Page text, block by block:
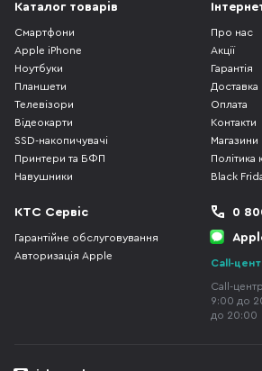
Каталог товарів
Смартфони
Apple iPhone
Ноутбуки
Планшети
Телевізори
Відеокарти
SSD-накопичувачі
Принтери та БФП
Навушники
Про нас
Акції
Гарантія
Доставка
Оплата
Контакти
Магазини
Політика
Black
КТС Сервіс
Гарантійне обслуговування
Авторизація Apple
0
Call-
Call-
9:00 до
до 20:00